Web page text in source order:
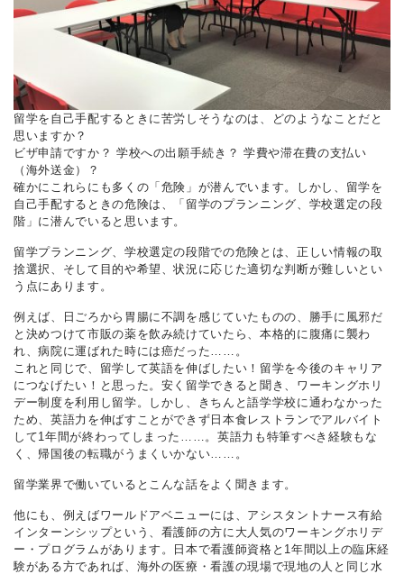
留学を自己手配するときに苦労しそうなのは、どのようなことだと
思いますか？
ビザ申請ですか？ 学校への出願手続き？ 学費や滞在費の支払い
（海外送金）？
確かにこれらにも多くの「危険」が潜んでいます。しかし、留学を
自己手配するときの危険は、「留学のプランニング、学校選定の段
階」に潜んでいると思います。
留学プランニング、学校選定の段階での危険とは、正しい情報の取
捨選択、そして目的や希望、状況に応じた適切な判断が難しいとい
う点にあります。
例えば、日ごろから胃腸に不調を感じていたものの、勝手に風邪だ
と決めつけて市販の薬を飲み続けていたら、本格的に腹痛に襲わ
れ、病院に運ばれた時には癌だった……。
これと同じで、留学して英語を伸ばしたい！留学を今後のキャリア
につなげたい！と思った。安く留学できると聞き、ワーキングホリ
デー制度を利用し留学。しかし、きちんと語学学校に通わなかった
ため、英語力を伸ばすことができず日本食レストランでアルバイト
して1年間が終わってしまった……。英語力も特筆すべき経験もな
く、帰国後の転職がうまくいかない……。
留学業界で働いているとこんな話をよく聞きます。
他にも、例えばワールドアベニューには、アシスタントナース有給
インターンシップという、看護師の方に大人気のワーキングホリデ
ー・プログラムがあります。日本で看護師資格と1年間以上の臨床経
験がある方であれば、海外の医療・看護の現場で現地の人と同じ水